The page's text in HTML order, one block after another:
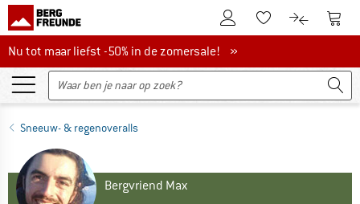
De klantenaccount
Naar deNaar de
Nu tot maar liefst -50% in de zomersale!
Nu tot maar liefst -50% in de zomersale! »
Sneeuw- & regenoveralls
Bergvriend Max